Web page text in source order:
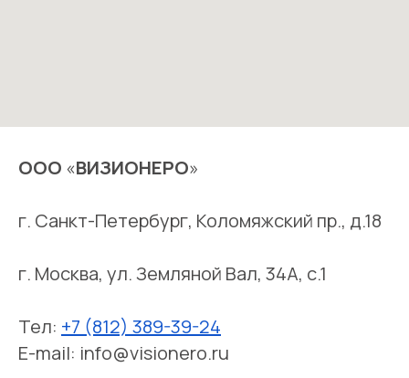
ООО «ВИЗИОНЕРО»
г. Санкт-Петербург, Коломяжский пр., д.18
г. Москва, ул. Земляной Вал, 34А, с.1
Тел: +7 (812) 389-39-24
E-mail: info@visionero.ru